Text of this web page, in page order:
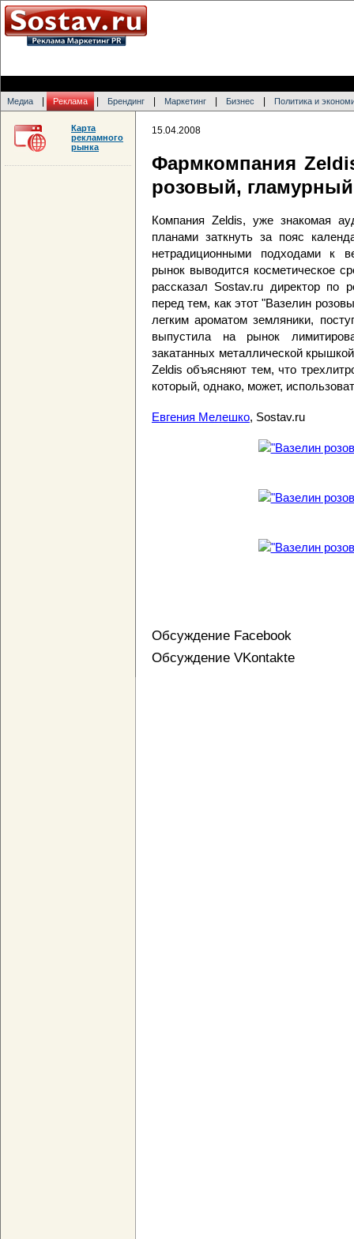
Медиа Реклама Брендинг Маркетинг Бизнес Политика и
15.04.2008
Фармкомпания
розовый,
Компания Zeldis, уже знакомая
планами заткнуть за пояс
нетрадиционными подходами к
рынок выводится косметическое
рассказал Sostav.ru директор
перед тем, как этот "Вазелин
легким ароматом земляники,
выпустила на рынок
закатанных металлической
Zeldis объясняют тем, что
который, однако, может,
Евгения Мелешко, Sostav.ru
Обсуждение Facebook
Обсуждение VKontakte
Карта
рекламного
рынка